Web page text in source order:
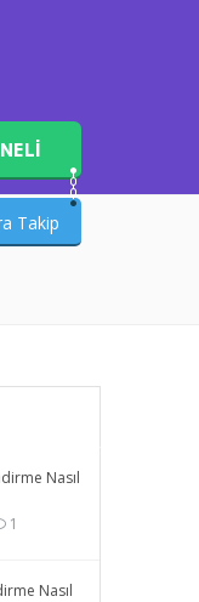
Takip
Nasıl
1
Nasıl